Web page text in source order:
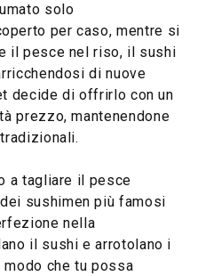
solo
per caso, mentre si
il pesce nel riso, il sushi
di nuove
decide di offrirlo con un
prezzo, mantenendone
a tagliare il pesce
sushimen più famosi
nella
il sushi e arrotolano i
che tu possa